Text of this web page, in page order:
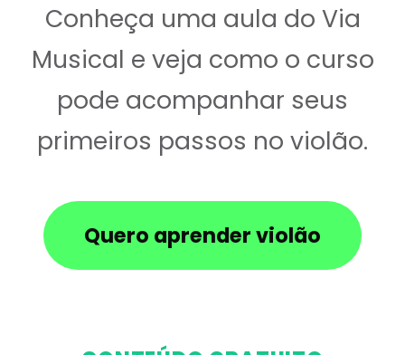
Conheça uma aula do Via
Musical e veja como o curso
pode acompanhar seus
primeiros passos no violão.
Quero aprender violão